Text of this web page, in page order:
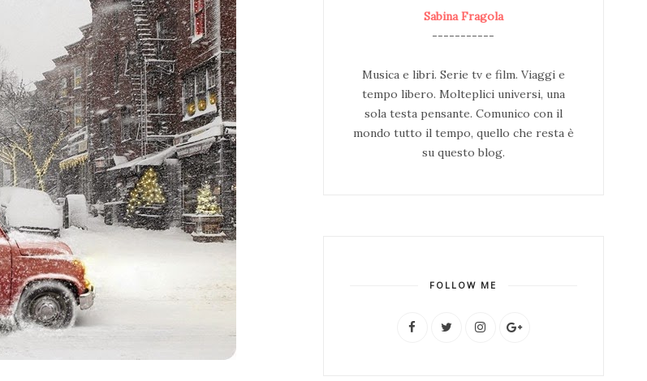
Sabina Fragola
-----------
Musica e libri. Serie tv e film. Viaggi e
tempo libero. Molteplici universi, una
sola testa pensante. Comunico con il
mondo tutto il tempo, quello che resta è
su questo blog.
FOLLOW ME